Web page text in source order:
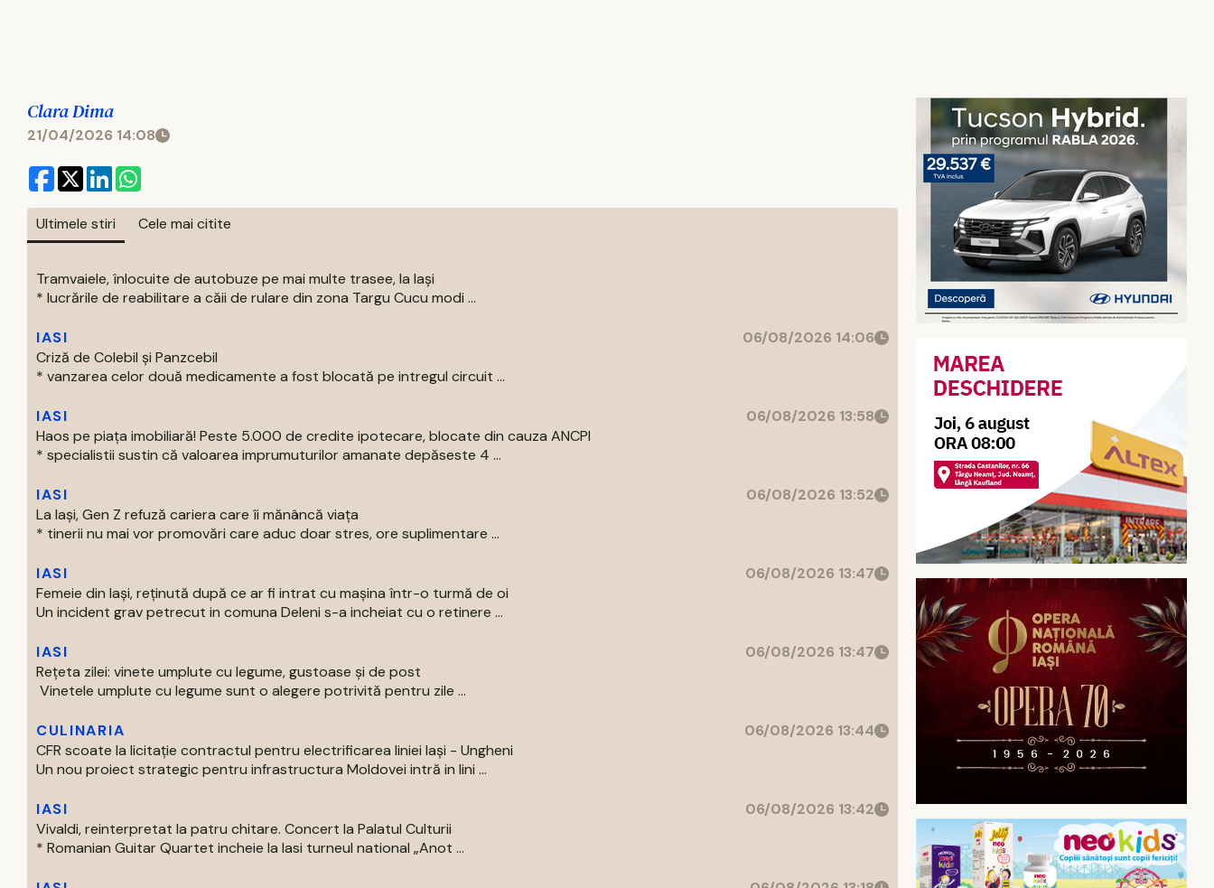
Clara Dima
21/04/2026 14:08
Ultimele stiri Cele mai citite
Tramvaiele, înlocuite de autobuze pe mai multe trasee, la Iași
* lucrările de reabilitare a căii de rulare din zona Targu Cucu modi ...
IASI
06/08/2026 14:06
Criză de Colebil și Panzcebil
* vanzarea celor două medicamente a fost blocată pe intregul circuit ...
IASI
06/08/2026 13:58
Haos pe piața imobiliară! Peste 5.000 de credite ipotecare, blocate din cauza ANCPI
* specialistii sustin că valoarea imprumuturilor amanate depăseste 4 ...
IASI
06/08/2026 13:52
La Iași, Gen Z refuză cariera care îi mănâncă viața
* tinerii nu mai vor promovări care aduc doar stres, ore suplimentare ...
IASI
06/08/2026 13:47
Femeie din Iași, reținută după ce ar fi intrat cu mașina într-o turmă de oi
Un incident grav petrecut in comuna Deleni s-a incheiat cu o retinere ...
IASI
06/08/2026 13:47
Rețeta zilei: vinete umplute cu legume, gustoase și de post
Vinetele umplute cu legume sunt o alegere potrivită pentru zile ...
CULINARIA
06/08/2026 13:44
CFR scoate la licitație contractul pentru electrificarea liniei Iași - Ungheni
Un nou proiect strategic pentru infrastructura Moldovei intră in lini ...
IASI
06/08/2026 13:42
Vivaldi, reinterpretat la patru chitare. Concert la Palatul Culturii
* Romanian Guitar Quartet incheie la Iasi turneul national „Anot ...